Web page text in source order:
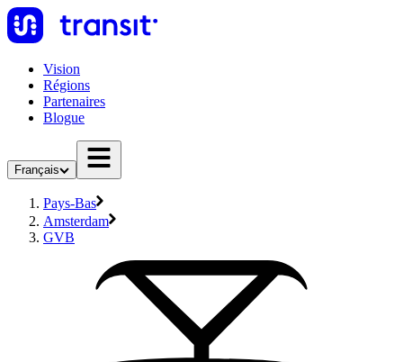
Vision
Régions
Partenaires
Blogue
Français
Pays-Bas
Amsterdam
GVB